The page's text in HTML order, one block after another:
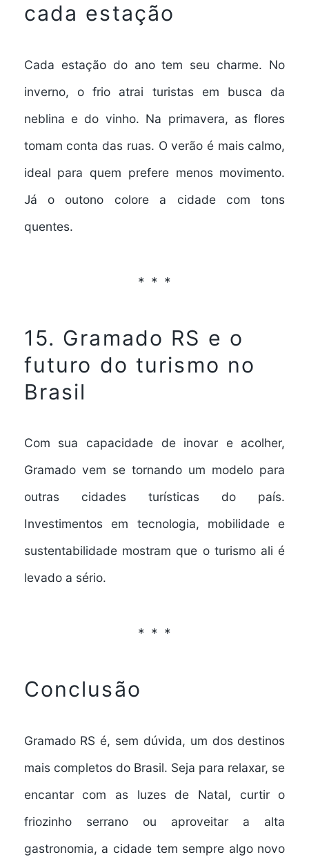
cada estação
Cada estação do ano tem seu charme. No
inverno, o frio atrai turistas em busca da
neblina e do vinho. Na primavera, as flores
tomam conta das ruas. Overão é mais calmo,
ideal para quem prefere menos movimento.
Já o outono colore a cidade com tons
quentes.
15. Gramado RS e o
futuro do turismo no
Brasil
Com sua capacidade de inovar e acolher,
Gramado vem se tornando um modelo para
outras cidades turísticas do país.
Investimentos em tecnologia, mobilidade e
sustentabilidade mostram que o turismo ali é
levado a sério.
Conclusão
Gramado RS é, sem dúvida, um dos destinos
mais completos do Brasil. Seja para relaxar, se
encantar com as luzes de Natal, curtir o
friozinho serrano ou aproveitar a alta
gastronomia, a cidade tem sempre algo novo